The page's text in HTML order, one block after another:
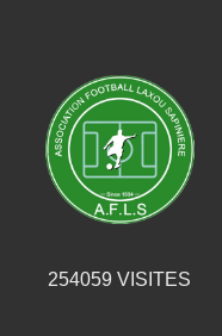
254059 VISITES